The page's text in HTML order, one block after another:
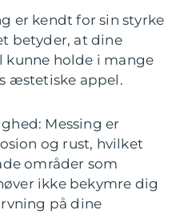
er kendt for sin styrke
betyder, at dine
kunne holde i mange
æstetiske appel.
Messing er
og rust, hvilket
områder som
ikke bekymre dig
på dine